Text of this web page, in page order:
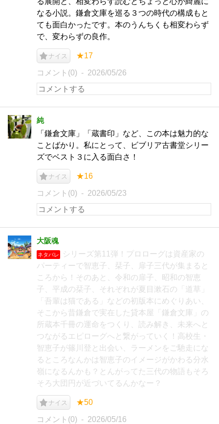
なる小説。鎌倉文庫を巡る３つの時代の構成もと
ても面白かったです。本のうんちくも相変わらず
で、変わらずの良作。
ナイス ★17
コメント(0) 2026/05/26
純
「鎌倉文庫」「蔵書印」など、この本は魅力的な
ことばかり。私にとって、ビブリア古書堂シリー
ズでベスト３に入る面白さ！
ナイス ★16
コメント(0) 2026/05/23
大阪魂
ネタバレ
シリーズ第11弾！プロローグは資産家の
パーティーで智恵子、栞子、扉子三代が集まると
ころから！そのあと、令和の扉子、昭和の智恵
子、平成の栞子、それぞれが夏目漱石の「道草」
「吾輩は猫である」などの初版本にめぐりあい、
そこから昔鎌倉で実在した貸本屋「鎌倉文庫」の
所蔵本千冊の運命をつくり、読み解き、未来へと
つながるエピローグへと繋がっていく！高校生・
智恵子が篠川登と出会い、ラーメンをご馳走にな
るところなんかは智恵子のイメージがかわる分水
嶺になるんかも？とんがってた三代の物語もそろ
そろ大団円が近づいてるんかなー？
ナイス ★50
コメント(0) 2026/05/16